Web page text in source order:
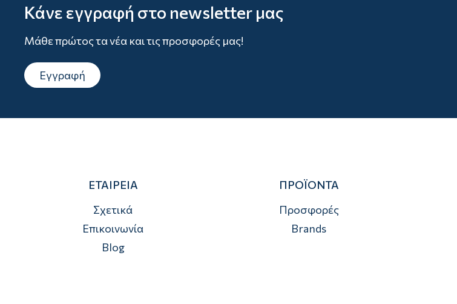
Κάνε εγγραφή στο newsletter μας
Μάθε πρώτος τα νέα και τις προσφορές μας!
Εγγραφή
ΕΤΑΙΡΕΙΑ
Σχετικά
Επικοινωνία
Blog
ΠΡΟΪΟΝΤΑ
Προσφορές
Brands